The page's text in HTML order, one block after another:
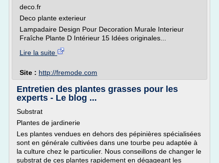
deco.fr
Deco plante exterieur
Lampadaire Design Pour Decoration Murale Interieur
Fraîche Plante D Intérieur 15 Idées originales...
Lire la suite
Site : http://fremode.com
Entretien des plantes grasses pour les
experts - Le blog ...
Substrat
Plantes de jardinerie
Les plantes vendues en dehors des pépinières spécialisées
sont en générale cultivées dans une tourbe peu adaptée à
la culture chez le particulier. Nous conseillons de changer le
substrat de ces plantes rapidement en dégageant les